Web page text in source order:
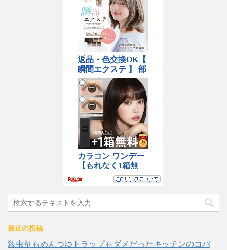
最近の投稿
殺虫剤もめんつゆトラップもダメだったキッチンのコバ